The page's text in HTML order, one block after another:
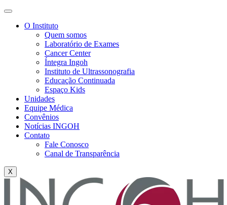
O Instituto
Quem somos
Laboratório de Exames
Cancer Center
Íntegra Ingoh
Instituto de Ultrassonografia
Educação Continuada
Espaço Kids
Unidades
Equipe Médica
Convênios
Notícias INGOH
Contato
Fale Conosco
Canal de Transparência
X